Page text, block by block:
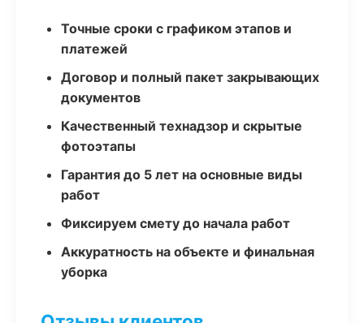
Точные сроки с графиком этапов и
платежей
Договор и полный пакет закрывающих
документов
Качественный технадзор и скрытые
фотоэтапы
Гарантия до 5 лет на основные виды
работ
Фиксируем смету до начала работ
Аккуратность на объекте и финальная
уборка